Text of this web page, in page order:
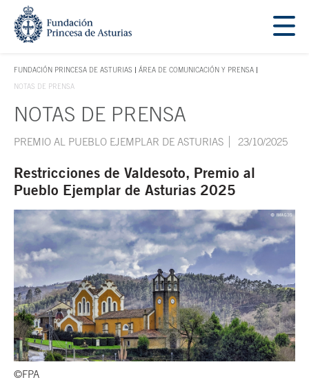
Saltar navegación. Ir directamente al contenido principal
FUNDACIÓN PRINCESA DE ASTURIAS
TECLA DE ACCESO 1
ÁREA DE COMUNICACIÓN Y PRENSA
NOTAS DE PRENSA
Contenido principal
NOTAS DE PRENSA
PREMIO AL PUEBLO EJEMPLAR DE ASTURIAS 23/10/2025
Restricciones de Valdesoto, Premio al
Pueblo Ejemplar de Asturias 2025
©FPA